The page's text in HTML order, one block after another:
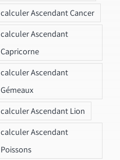
calculer Ascendant Cancer
calculer Ascendant
Capricorne
calculer Ascendant
Gémeaux
calculer Ascendant Lion
calculer Ascendant
Poissons